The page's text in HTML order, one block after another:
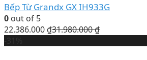
Bếp Từ Grandx GX IH933G
0 out of 5
22.386.000 ₫31.980.000₫